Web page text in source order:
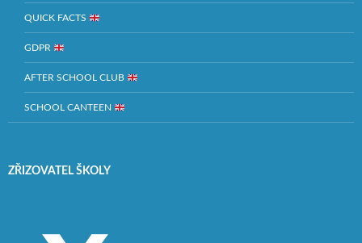
QUICK FACTS
GDPR
AFTER SCHOOL CLUB
SCHOOL CANTEEN
ZŘIZOVATEL ŠKOLY